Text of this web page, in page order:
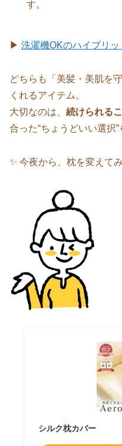
す。
▶ 洗濯機OKのハイブリ
どちらも「美髪・美肌を
くれるアイテム。
大切なのは、 続けられる
合った“ちょうどいい選択
✨ 今夜から、枕を変えて
シルク枕カバー